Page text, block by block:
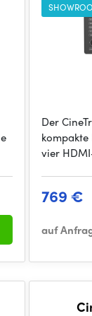
Der
vier
769 €
auf